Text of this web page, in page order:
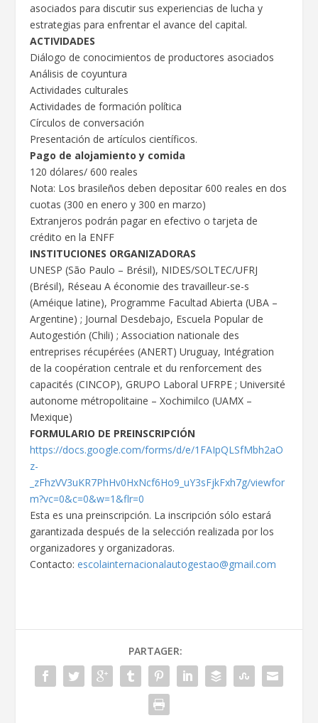
asociados para discutir sus experiencias de lucha y
estrategias para enfrentar el avance del capital.
ACTIVIDADES
Diálogo de conocimientos de productores asociados
Análisis de coyuntura
Actividades culturales
Actividades de formación política
Círculos de conversación
Presentación de artículos científicos.
Pago de alojamiento y comida
120 dólares/ 600 reales
Nota: Los brasileños deben depositar 600 reales en dos
cuotas (300 en enero y 300 en marzo)
Extranjeros podrán pagar en efectivo o tarjeta de
crédito en la ENFF
INSTITUCIONES ORGANIZADORAS
UNESP (São Paulo – Brésil), NIDES/SOLTEC/UFRJ
(Brésil), Réseau A économie des travailleur-se-s
(Améique latine), Programme Facultad Abierta (UBA –
Argentine) ; Journal Desdebajo, Escuela Popular de
Autogestión (Chili) ; Association nationale des
entreprises récupérées (ANERT) Uruguay, Intégration
de la coopération centrale et du renforcement des
capacités (CINCOP), GRUPO Laboral UFRPE ; Université
autonome métropolitaine – Xochimilco (UAMX –
Mexique)
FORMULARIO DE PREINSCRIPCIÓN
https://docs.google.com/forms/d/e/1FAIpQLSfMbh2aO
z-
_zFhzVV3uKR7PhHv0HxNcf6Ho9_uY3sFjkFxh7g/viewfor
m?vc=0&c=0&w=1&flr=0
Esta es una preinscripción. La inscripción sólo estará
garantizada después de la selección realizada por los
organizadores y organizadoras.
Contacto:escolainternacionalautogestao@gmail.com
PARTAGER: